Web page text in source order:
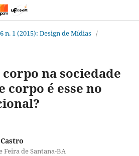
n. 1 (2015): Design de Mídias /
na sociedade
corpo é esse no
de Santana-BA